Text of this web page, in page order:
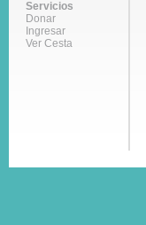
Servicios
Donar
Ingresar
Ver Cesta